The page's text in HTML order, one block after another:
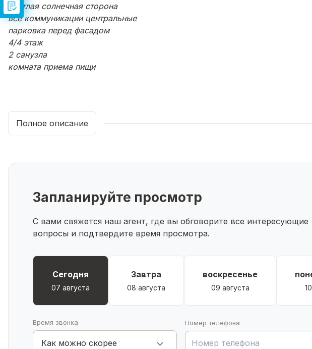
светлая солнечная сторона
все коммуникации центральные
парковка перед фасадом
4/4 этаж
2 санузла
комната приема пищи
Полное описание
Запланируйте просмотр
С вами свяжется наш агент, где вы обговорите все интересующие
вопросы и подтвердите время просмотра.
Сегодня
07 августа
Завтра
08 августа
воскресенье
09 августа
Время звонка
Как можно скорее
Номер телефона